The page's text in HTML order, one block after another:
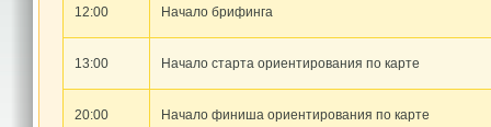
12:00 Начало брифинга
13:00 Начало старта ориентирования по карте
20:00 Начало финиша ориентирования по карте